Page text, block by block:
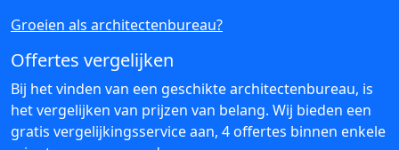
Groeien als architectenbureau?
Offertes vergelijken
Bij het vinden van een geschikte architectenbureau, is
het vergelijken van prijzen van belang. Wij bieden een
gratis vergelijkingsservice aan, 4 offertes binnen enkele